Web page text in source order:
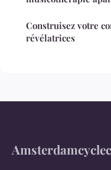
Construisez votre
révélatrices